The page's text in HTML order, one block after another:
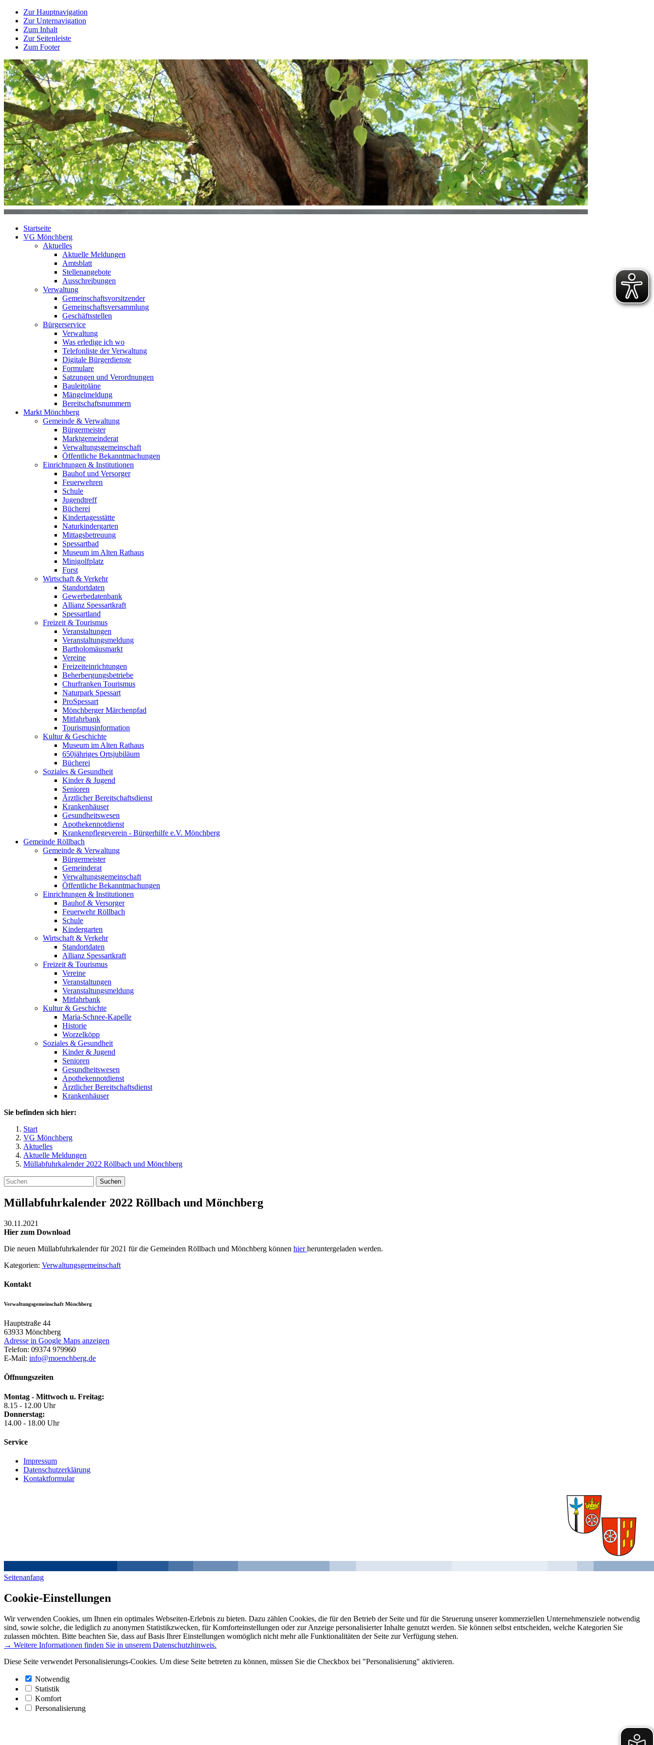
Zur Hauptnavigation
Zur Unternavigation
Zum Inhalt
Zur Seitenleiste
Zum Footer
Startseite
VG Mönchberg
Aktuelles
Aktuelle Meldungen
Amtsblatt
Stellenangebote
Ausschreibungen
Verwaltung
Gemeinschaftsvorsitzender
Gemeinschaftsversammlung
Geschäftsstellen
Bürgerservice
Verwaltung
Was erledige ich wo
Telefonliste der Verwaltung
Digitale Bürgerdienste
Formulare
Satzungen und Verordnungen
Bauleitpläne
Mängelmeldung
Bereitschaftsnummern
Markt Mönchberg
Gemeinde & Verwaltung
Bürgermeister
Marktgemeinderat
Verwaltungsgemeinschaft
Öffentliche Bekanntmachungen
Einrichtungen & Institutionen
Bauhof und Versorger
Feuerwehren
Schule
Jugendtreff
Bücherei
Kindertagesstätte
Naturkindergarten
Mittagsbetreuung
Spessartbad
Museum im Alten Rathaus
Minigolfplatz
Forst
Wirtschaft & Verkehr
Standortdaten
Gewerbedatenbank
Allianz Spessartkraft
Spessartland
Freizeit & Tourismus
Veranstaltungen
Veranstaltungsmeldung
Bartholomäusmarkt
Vereine
Freizeiteinrichtungen
Beherbergungsbetriebe
Churfranken Tourismus
Naturpark Spessart
ProSpessart
Mönchberger Märchenpfad
Mitfahrbank
Tourismusinformation
Kultur & Geschichte
Museum im Alten Rathaus
650jähriges Ortsjubiläum
Bücherei
Soziales & Gesundheit
Kinder & Jugend
Senioren
Ärztlicher Bereitschaftsdienst
Krankenhäuser
Gesundheitswesen
Apothekennotdienst
Krankenpflegeverein - Bürgerhilfe e.V. Mönchberg
Gemeinde Röllbach
Gemeinde & Verwaltung
Bürgermeister
Gemeinderat
Verwaltungsgemeinschaft
Öffentliche Bekanntmachungen
Einrichtungen & Institutionen
Bauhof & Versorger
Feuerwehr Röllbach
Schule
Kindergarten
Wirtschaft & Verkehr
Standortdaten
Allianz Spessartkraft
Freizeit & Tourismus
Vereine
Veranstaltungen
Veranstaltungsmeldung
Mitfahrbank
Kultur & Geschichte
Maria-Schnee-Kapelle
Historie
Worzelköpp
Soziales & Gesundheit
Kinder & Jugend
Senioren
Gesundheitswesen
Apothekennotdienst
Ärztlicher Bereitschaftsdienst
Krankenhäuser
Sie befinden sich hier:
Start
VG Mönchberg
Aktuelles
Aktuelle Meldungen
Müllabfuhrkalender 2022 Röllbach und Mönchberg
Suchen
Müllabfuhrkalender 2022 Röllbach und Mönchberg
30.11.2021
Hier zum Download
Die neuen Müllabfuhrkalender für 2021 für die Gemeinden Röllbach und Mönchberg können hierheruntergeladen werden.
Kategorien: Verwaltungsgemeinschaft
Kontakt
Verwaltungsgemeinschaft Mönchberg
Hauptstraße 44
63933 Mönchberg
Adresse in Google Maps anzeigen
Telefon: 09374 979960
E-Mail: info@moenchberg.de
Öffnungszeiten
Montag - Mittwoch u. Freitag:
8.15 - 12.00 Uhr
Donnerstag:
14.00 - 18.00 Uhr
Service
Impressum
Datenschutzerklärung
Kontaktformular
Seitenanfang
Cookie-Einstellungen
Wir verwenden Cookies, um Ihnen ein optimales Webseiten-Erlebnis zu bieten. Dazu zählen Cookies, die für den Betrieb der Seite und für die Steuerung unserer kommerziellen Unternehmensziele notwendig
sind, sowie solche, die lediglich zu anonymen Statistikzwecken, für Komforteinstellungen oder zur Anzeige personalisierter Inhalte genutzt werden. Sie können selbst entscheiden, welche Kategorien Sie
zulassen möchten. Bitte beachten Sie, dass auf Basis Ihrer Einstellungen womöglich nicht mehr alle Funktionalitäten der Seite zur Verfügung stehen.
→ Weitere Informationen finden Sie in unserem Datenschutzhinweis.
Diese Seite verwendet Personalisierungs-Cookies. Um diese Seite betreten zu können, müssen Sie die Checkbox bei "Personalisierung" aktivieren.
Notwendig
Statistik
Komfort
Personalisierung